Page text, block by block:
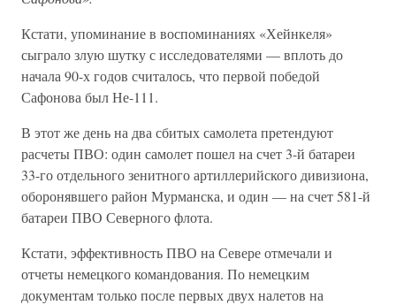
Кстати, упоминание в воспоминаниях «Хейнкеля»
сыграло злую шутку с исследователями — вплоть до
начала 90-х годов считалось, что первой победой
Сафонова был Не-111.
В этот же день на два сбитых самолета претендуют
расчеты ПВО: один самолет пошел на счет 3-й батареи
33-го отдельного зенитного артиллерийского дивизиона,
оборонявшего район Мурманска, и один — на счет 581-й
батареи ПВО Северного флота.
Кстати, эффективность ПВО на Севере отмечали и
отчеты немецкого командования. По немецким
документам только после первых двух налетов на